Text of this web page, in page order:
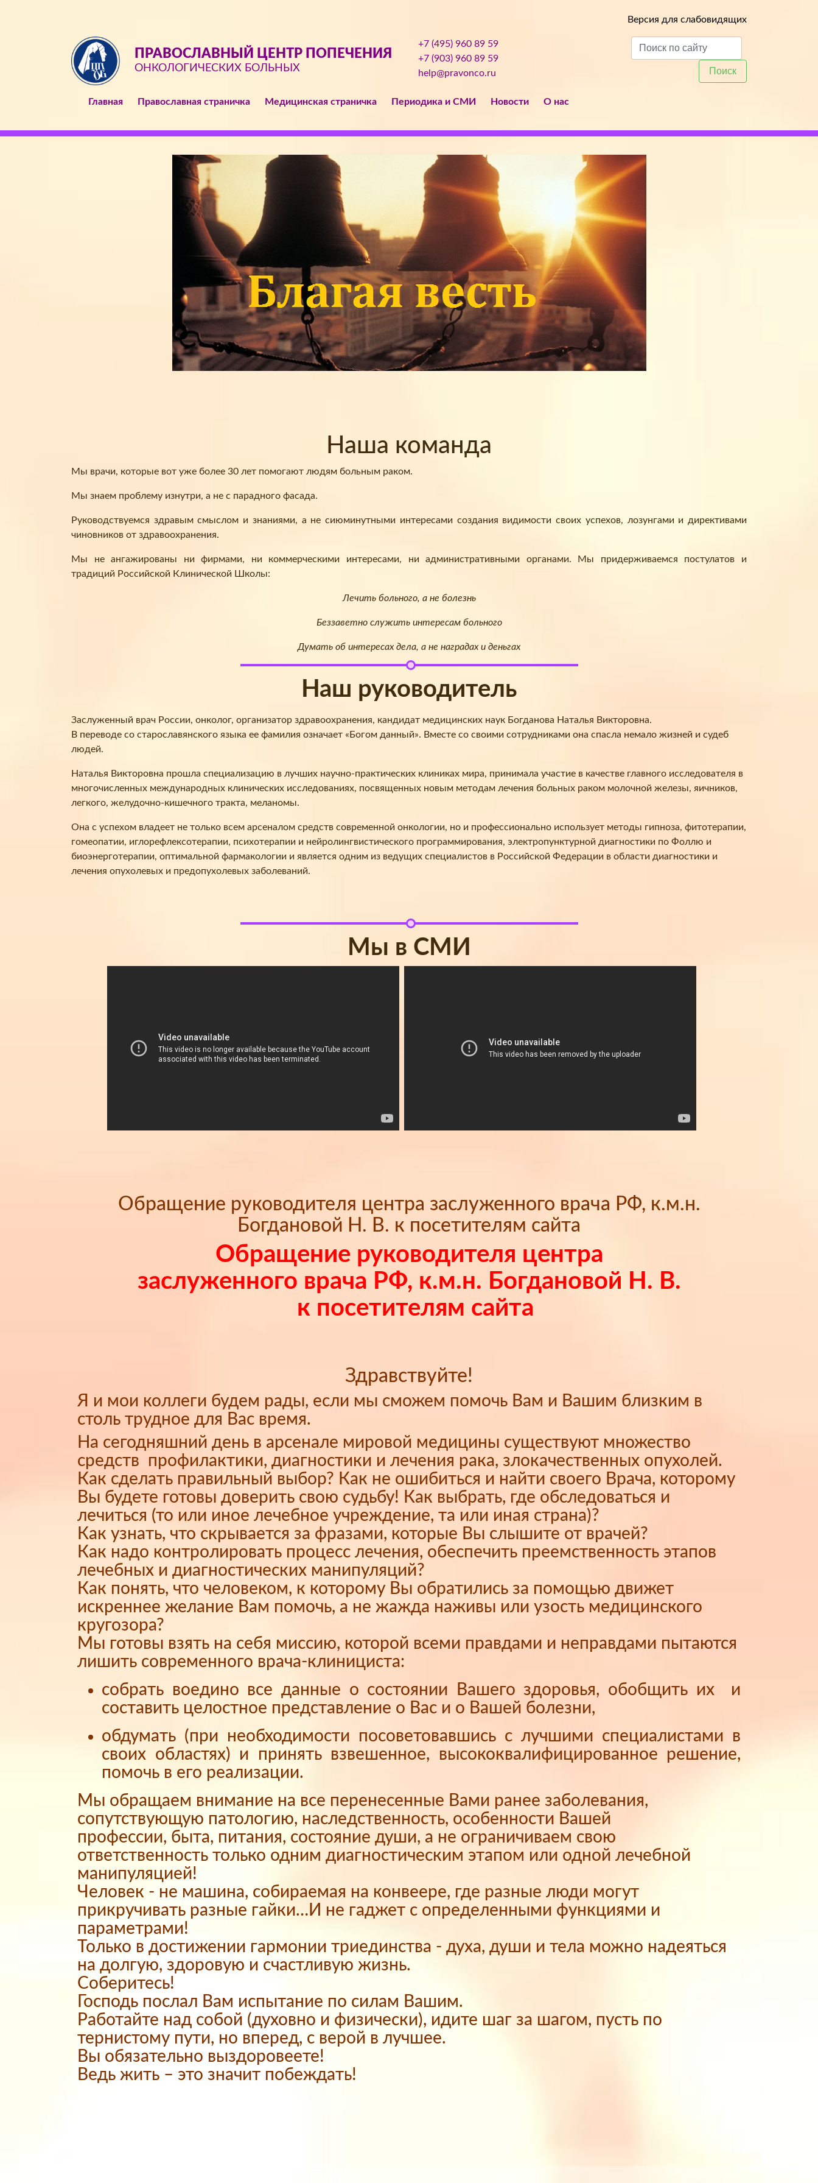
Версия для слабовидящих
ПРАВОСЛАВНЫЙ ЦЕНТР ПОПЕЧЕНИЯ
ОНКОЛОГИЧЕСКИХ БОЛЬНЫХ
+7 (495) 960 89 59
+7 (903) 960 89 59
help@pravonco.ru
Поиск
Главная Православная страничка Медицинская страничка Периодика и СМИ Новости О нас
Наша команда
Мы врачи, которые вот уже более 30 лет помогают людям больным раком.
Мы знаем проблему изнутри, а не с парадного фасада.
Руководствуемся здравым смыслом и знаниями, а не сиюминутными интересами создания видимости своих успехов, лозунгами и директивами
чиновников от здравоохранения.
Мы не ангажированы ни фирмами, ни коммерческими интересами, ни административными органами. Мы придерживаемся постулатов и
традиций Российской Клинической Школы:
Лечить больного, а не болезнь
Беззаветно служить интересам больного
Думать об интересах дела, а не наградах и деньгах
Наш руководитель
Заслуженный врач России, онколог, организатор здравоохранения, кандидат медицинских наук Богданова Наталья Викторовна.
В переводе со старославянского языка ее фамилия означает «Богом данный». Вместе со своими сотрудниками она спасла немало жизней и судеб
людей.
Наталья Викторовна прошла специализацию в лучших научно-практических клиниках мира, принимала участие в качестве главного исследователя в
многочисленных международных клинических исследованиях, посвященных новым методам лечения больных раком молочной железы, яичников,
легкого, желудочно-кишечного тракта, меланомы.
Она с успехом владеет не только всем арсеналом средств современной онкологии, но и профессионально использует методы гипноза, фитотерапии,
гомеопатии, иглорефлексотерапии, психотерапии и нейролингвистического программирования, электропунктурной диагностики по Фоллю и
биоэнерготерапии, оптимальной фармакологии и является одним из ведущих специалистов в Российской Федерации в области диагностики и
лечения опухолевых и предопухолевых заболеваний.
Мы в СМИ
Обращение руководителя центра заслуженного врача РФ, к.м.н.
Богдановой Н. В. к посетителям сайта
Обращение руководителя центра
заслуженного врача РФ, к.м.н. Богдановой Н. В.
к посетителям сайта
Здравствуйте!
Я и мои коллеги будем рады, если мы сможем помочь Вам и Вашим близким в
столь трудное для Вас время.
На сегодняшний день в арсенале мировой медицины существуют множество
средств профилактики, диагностики и лечения рака, злокачественных опухолей.
Как сделать правильный выбор? Как не ошибиться и найти своего Врача, которому
Вы будете готовы доверить свою судьбу! Как выбрать, где обследоваться и
лечиться (то или иное лечебное учреждение, та или иная страна)?
Как узнать, что скрывается за фразами, которые Вы слышите от врачей?
Как надо контролировать процесс лечения, обеспечить преемственность этапов
лечебных и диагностических манипуляций?
Как понять, что человеком, к которому Вы обратились за помощью движет
искреннее желание Вам помочь, а не жажда наживы или узость медицинского
кругозора?
Мы готовы взять на себя миссию, которой всеми правдами и неправдами пытаются
лишить современного врача-клинициста:
собрать воедино все данные о состоянии Вашего здоровья, обобщить их и
составить целостное представление о Вас и о Вашей болезни,
обдумать (при необходимости посоветовавшись с лучшими специалистами в
своих областях) и принять взвешенное, высококвалифицированное решение,
помочь в его реализации.
Мы обращаем внимание на все перенесенные Вами ранее заболевания,
сопутствующую патологию, наследственность, особенности Вашей
профессии, быта, питания, состояние души, а не ограничиваем свою
ответственность только одним диагностическим этапом или одной лечебной
манипуляцией!
Человек - не машина, собираемая на конвеере, где разные люди могут
прикручивать разные гайки…И не гаджет с определенными функциями и
параметрами!
Только в достижении гармонии триединства - духа, души и тела можно надеяться
на долгую, здоровую и счастливую жизнь.
Соберитесь!
Господь послал Вам испытание по силам Вашим.
Работайте над собой (духовно и физически), идите шаг за шагом, пусть по
тернистому пути, но вперед, с верой в лучшее.
Вы обязательно выздоровеете!
Ведь жить – это значит побеждать!